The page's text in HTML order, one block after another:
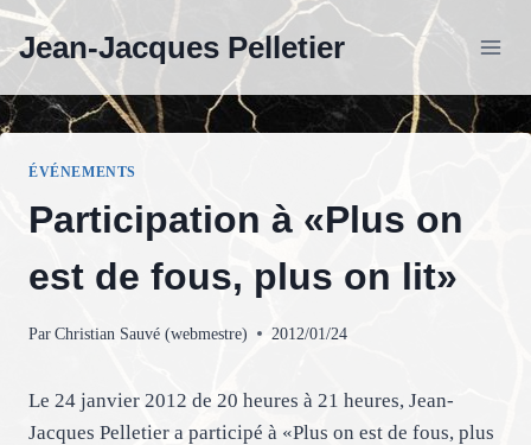
Aller
auJean-Jacques Pelletier
ÉVÉNEMENTS
Participation à «Plus on
est de fous, plus on lit»
Par Christian Sauvé (webmestre) 2012/01/24
Le 24 janvier 2012 de 20 heures à 21 heures, Jean-
Jacques Pelletier a participé à «Plus on est de fous, plus